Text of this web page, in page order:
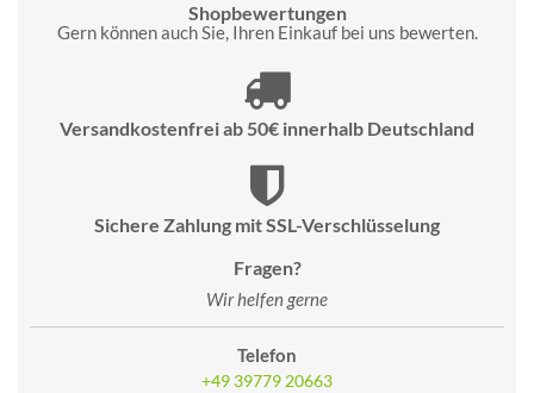
Shopbewertungen
Gern können auch Sie, Ihren Einkauf bei uns bewerten.
Versandkostenfrei ab 50€ innerhalb Deutschland
Sichere Zahlung mit SSL-Verschlüsselung
Fragen?
Wir helfen gerne
Telefon
+49 39779 20663